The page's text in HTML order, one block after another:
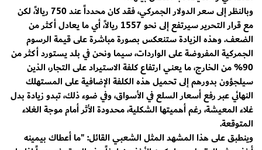
وبالنظر إلى سعر الدولار الجمركي، فقد كان محدداً عند 750 ريالاً، لكن
مع قرار التحرير سيرتفع إلى نحو 1557 ريالاً، أي ما يعادل أكثر من
الضعف. وهذه الزيادة ستنعكس بصورة مباشرة على قيمة الرسوم
الجمركية المفروضة على الواردات، سيما ونحن في بلد يستورد أكثر من
90% من الخارج، ما يعني ارتفاع كلفة الاستيراد على التجار، الذين
سيلجؤون بدورهم إلى تحميل هذه الكلفة الإضافية على المستهلك
النهائي عبر رفع أسعار السلع في الأسواق، وفي ضوء ذلك، تبدو زيادة بدل
غلاء المعيشة، رغم أهميتها الشكلية، محدودة الأثر أمام موجة الغلاء
المتوقعة.
وينطبق على هذا المشهد المثل الشعبي القائل: "ما أعطاك بيمينه